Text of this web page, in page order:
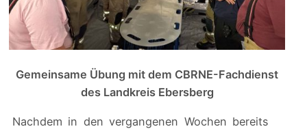
Gemeinsame Übung mit dem CBRNE-Fachdienst
des Landkreis Ebersberg
Nachdem in den vergangenen Wochen bereits